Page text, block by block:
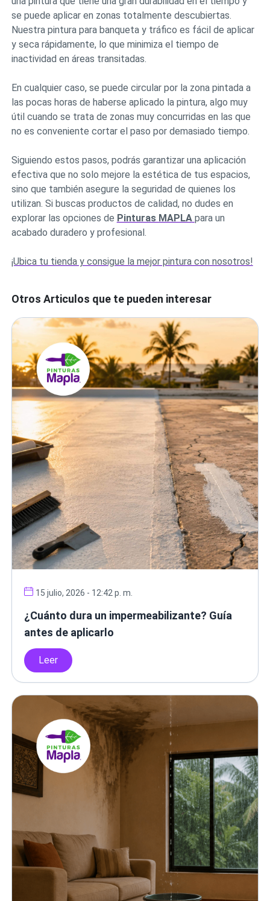
se puede aplicar en zonas totalmente descubiertas.
Nuestra pintura para banqueta y tráfico es fácil de aplicar
y seca rápidamente, lo que minimiza el tiempo de
inactividad en áreas transitadas.
En cualquier caso, se puede circular por la zona pintada a
las pocas horas de haberse aplicado la pintura, algo muy
útil cuando se trata de zonas muy concurridas en las que
no es conveniente cortar el paso por demasiado tiempo.
Siguiendo estos pasos, podrás garantizar una aplicación
efectiva que no solo mejore la estética de tus espacios,
sino que también asegure la seguridad de quienes los
utilizan. Si buscas productos de calidad, no dudes en
explorar las opciones de Pinturas MAPLA para un
acabado duradero y profesional.
¡Ubica tu tienda y consigue la mejor pintura con nosotros!
Otros Articulos que te pueden interesar
15 julio, 2026 - 12:42 p. m.
¿Cuánto dura un impermeabilizante? Guía
antes de aplicarlo
Leer